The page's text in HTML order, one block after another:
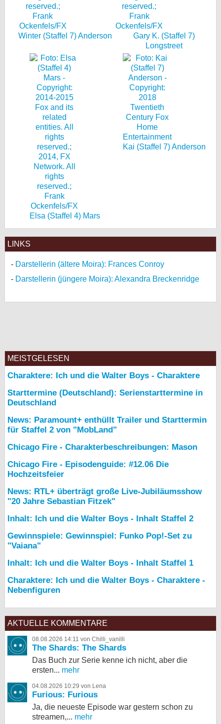
Winter (Staffel 7) Anderson
Gary K. (Staffel 7)
Longstreet
Elsa (Staffel 4) Mars
Kai (Staffel 7) Anderson
LINKS
Darstellerin (ältere Moira): Frances Conroy
Darstellerin (jüngere Moira): Alexandra Breckenridge
MEISTGELESEN
Charaktere: Ich und die Walter Boys - Charaktere
Starttermine (Deutschland): Serienstarttermine in
Deutschland
News: Paramount+ enthüllt Trailer und Starttermin
für Staffel 2 von "MobLand"
Chicago Fire - Charakterbeschreibungen: Mason
Chicago Fire - Episodenguide: #12.06 Die
Hochzeitsfeier
News: RTL+ überträgt große Live-Jubiläumsshow
"20 Jahre Sebastian Fitzek"
Inhalt: Ich und die Walter Boys - Inhalt Staffel 2
Gewinnspiele: Gewinnspiel: Funko Pop!-Set zu
"Vaiana"
Inhalt: Ich und die Walter Boys - Inhalt Staffel 1
Charaktere: Ich und die Walter Boys - Charaktere -
Nebenfiguren
AKTUELLE KOMMENTARE
08.08.2026 14:11 von Chilli_vanilli
The Shards: The Shards
Das Buch zur Serie kenne ich nicht, aber die
ersten... mehr
04.08.2026 10:29 von Lena
Furious: Furious
Ja, die neueste Episode war gestern schon zu
streamen,... mehr